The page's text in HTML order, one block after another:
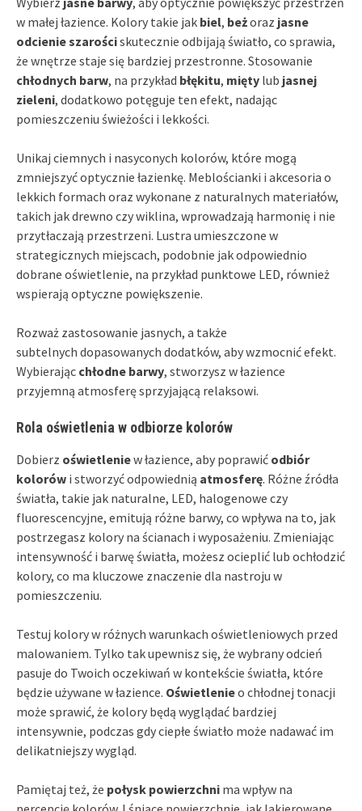
w małej łazience. Kolory takie jak biel, beżoraz jasne
odcienie szarościskutecznie odbijają światło, co sprawia,
że wnętrze staje się bardziej przestronne. Stosowanie
chłodnych barw, na przykład błękitu, mięty lub jasnej
zieleni, dodatkowo potęguje ten efekt, nadając
pomieszczeniu świeżości i lekkości.
Unikaj ciemnych i nasyconych kolorów, które mogą
zmniejszyć optycznie łazienkę. Meblościanki i akcesoria o
lekkich formach oraz wykonane z naturalnych materiałów,
takich jak drewno czy wiklina, wprowadzają harmonię i nie
przytłaczają przestrzeni. Lustra umieszczone w
strategicznych miejscach, podobnie jak odpowiednio
dobrane oświetlenie, na przykład punktowe LED, również
wspierają optyczne powiększenie.
Rozważ zastosowanie jasnych, a także
subtelnych dopasowanych dodatków, aby wzmocnić efekt.
Wybierając chłodne barwy, stworzysz w łazience
przyjemną atmosferę sprzyjającą relaksowi.
Rola oświetlenia w odbiorze kolorów
Dobierz oświetleniew łazience, aby poprawić odbiór
kolorów i stworzyć odpowiednią atmosferę. Różne źródła
światła, takie jak naturalne, LED, halogenowe czy
fluorescencyjne, emitują różne barwy, co wpływa na to, jak
postrzegasz kolory na ścianach i wyposażeniu. Zmieniając
intensywność i barwę światła, możesz ocieplić lub ochłodzić
kolory, co ma kluczowe znaczenie dla nastroju w
pomieszczeniu.
Testuj kolory w różnych warunkach oświetleniowych przed
malowaniem. Tylko tak upewnisz się, że wybrany odcień
pasuje do Twoich oczekiwań w kontekście światła, które
będzie używane w łazience. Oświetlenieo chłodnej tonacji
może sprawić, że kolory będą wyglądać bardziej
intensywnie, podczas gdy ciepłe światło może nadawać im
delikatniejszy wygląd.
Pamiętaj też, że połysk powierzchni ma wpływ na